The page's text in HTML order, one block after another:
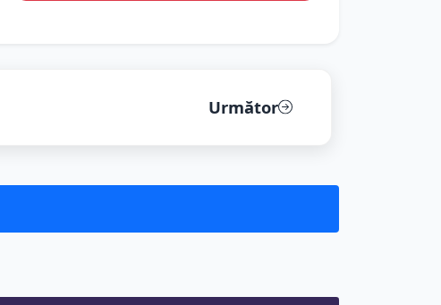
Următor